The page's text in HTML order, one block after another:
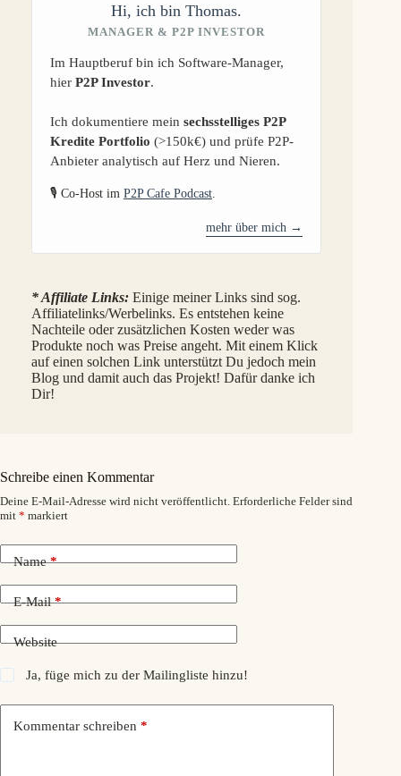
Hi, ich bin Thomas.
MANAGER & P2P INVESTOR
Im Hauptberuf bin ich Software-Manager,
hier P2P Investor.
Ich dokumentiere mein sechsstelliges P2P
Kredite Portfolio (>150k€) und prüfe P2P-
Anbieter analytisch auf Herz und Nieren.
🎙️ Co-Host im P2P Cafe Podcast
mehr über mich →
* Affiliate Links: Einige meiner Links sind sog.
Affiliatelinks/Werbelinks. Es entstehen keine
Nachteile oder zusätzlichen Kosten weder was
Produkte noch was Preise angeht. Mit einem Klick
auf einen solchen Link unterstützt Du jedoch mein
Blog und damit auch das Projekt! Dafür danke ich
Dir!
Schreibe einen Kommentar
Deine E-Mail-Adresse wird nicht veröffentlicht. Erforderliche Felder sind
mit * markiert
Name*
E-Mail*
Website
Ja, füge mich zu der Mailingliste hinzu!
Kommentar schreiben *